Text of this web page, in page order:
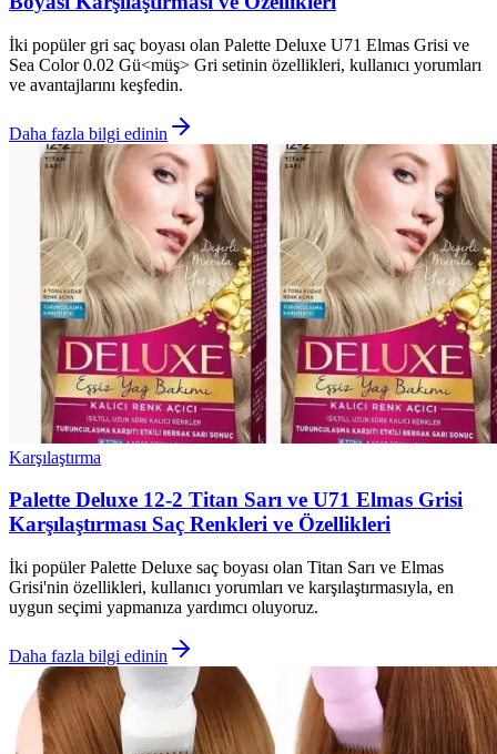
İki popüler gri saç boyası olan Palette Deluxe U71 Elmas Grisi ve
Sea Color 0.02 Gü<müş> Gri setinin özellikleri, kullanıcı yorumları
ve avantajlarını keşfedin.
Daha fazla bilgi edinin
Karşılaştırma
Palette Deluxe 12-2 Titan Sarı ve U71 Elmas Grisi
Karşılaştırması Saç Renkleri ve Özellikleri
İki popüler Palette Deluxe saç boyası olan Titan Sarı ve Elmas
Grisi'nin özellikleri, kullanıcı yorumları ve karşılaştırmasıyla, en
uygun seçimi yapmanıza yardımcı oluyoruz.
Daha fazla bilgi edinin